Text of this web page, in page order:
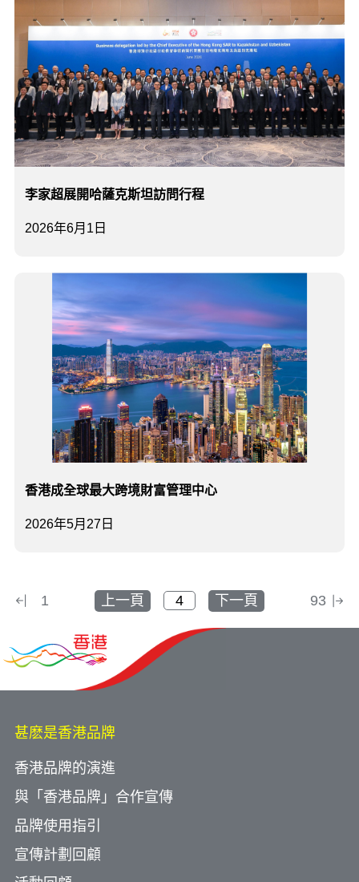
2026年6月1日
李家超展開哈薩克斯坦訪問行程
2026年5月27日
香港成全球最大跨境財富管理中心
1 上一頁 下一頁 93
甚麽是香港品牌
香港品牌的演進
與「香港品牌」合作宣傳
品牌使用指引
宣傳計劃回顧